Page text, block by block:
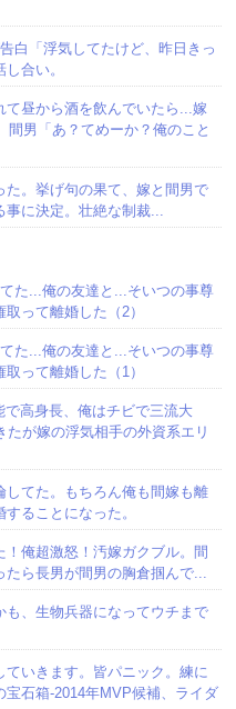
白「浮気してたけど、昨日きっ
合い。
て昼から酒を飲んでいたら...嫁
間男「あ？てめーか？俺のこと
。挙げ句の果て、嫁と間男で
事に決定。壮絶な制裁...
た...俺の友達と...そいつの事尊
って離婚した（2）
た...俺の友達と...そいつの事尊
って離婚した（1）
高身長、俺はチビで三流大
が嫁の浮気相手の外資系エリ
てた。もちろん俺も間嫁も離
ることになった。
俺超激怒！汚嫁ガクブル。間
たら長男が間男の胸倉掴んで...
、生物兵器になってウチまで
いきます。皆パニック。練に
石箱-2014年MVP候補、ライダ